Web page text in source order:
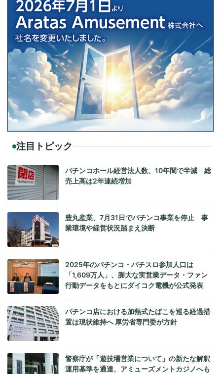
注目トピック
パチンコホール経営法人数、10年間で半減 総
売上高は2年連続増加
豊丸産業、7月31日でパチンコ事業を停止 事
業環境や経営状況踏まえ決断
2025年のパチンコ・パチスロ参加人口は
「1,609万人」、膨大な実営業データ・ファン
行動データをもとにダイコク電機が公式発表
パチンコ店における加熱式たばこを巡る経過措
置は現状維持へ 厚労省専門委が方針
警察庁が「遊技場営業について」の新たな解釈
運用基準を通達、アミューズメントカジノへも